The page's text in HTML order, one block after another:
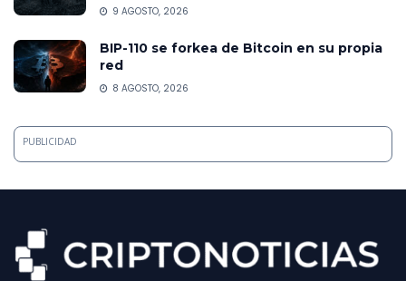
9 AGOSTO, 2026
BIP-110 se forkea de Bitcoin en su propia
red
8 AGOSTO, 2026
PUBLICIDAD